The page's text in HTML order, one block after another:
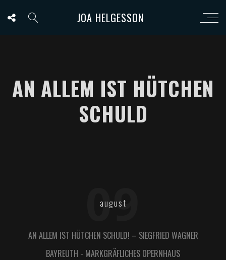
JOA HELGESSON
AN ALLEM IST HÜTCHEN
SCHULD
09
august
AN ALLEM IST HÜTCHEN SCHULD! – SIEGFRIED WAGNER
BAYREUTH - MARKGRÄFLICHES OPERNHAUS